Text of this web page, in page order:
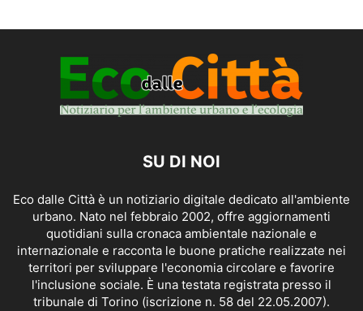
SU DI NOI
Eco dalle Città è un notiziario digitale dedicato all'ambiente
urbano. Nato nel febbraio 2002, offre aggiornamenti
quotidiani sulla cronaca ambientale nazionale e
internazionale e racconta le buone pratiche realizzate nei
territori per sviluppare l'economia circolare e favorire
l'inclusione sociale. È una testata registrata presso il
tribunale di Torino (iscrizione n. 58 del 22.05.2007).